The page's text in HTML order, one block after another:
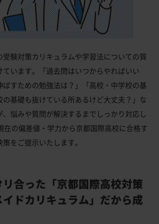
受験対策カリキュラムや学習法についての質
ています。「過去問はいつからやればいい
ばすための勉強法は？」「高校・中学校の基
の基礎も抜けている所あるけど大丈夫？」な
、悩みや質問が解決するまでしっかり対応し
在の偏差値・学力から京都国際高校に合格す
をご提示いたします。
合った「京都国際高校対策
ドカリキュラム」だから成